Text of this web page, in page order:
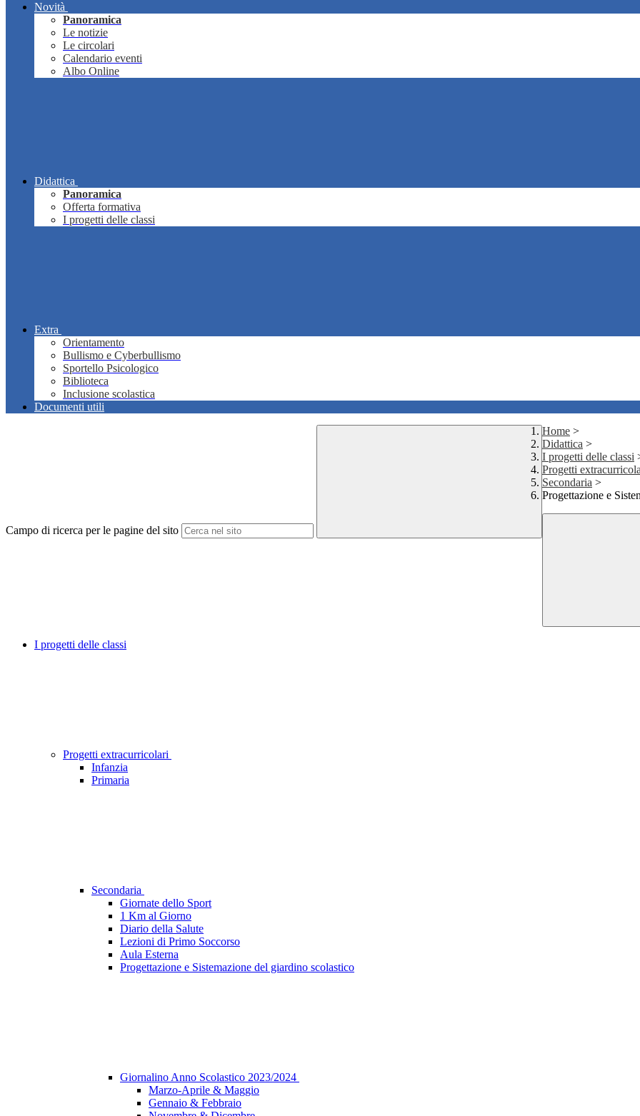
Novità
Panoramica
Le notizie
Le circolari
Calendario eventi
Albo Online
Didattica
Panoramica
Offerta formativa
I progetti delle classi
Extra
Orientamento
Bullismo e Cyberbullismo
Sportello Psicologico
Biblioteca
Inclusione scolastica
Documenti utili
Campo di ricerca per le pagine del sito
Home >
Didattica >
I progetti delle classi
Progetti
Secondaria >
Progettazione e
I progetti delle classi
Progetti extracurricolari
Infanzia
Primaria
Secondaria
Giornate dello Sport
1 Km al Giorno
Diario della Salute
Lezioni di Primo Soccorso
Aula Esterna
Progettazione e Sistemazione del giardino scolastico
Giornalino Anno Scolastico 2023/2024
Marzo-Aprile & Maggio
Gennaio & Febbraio